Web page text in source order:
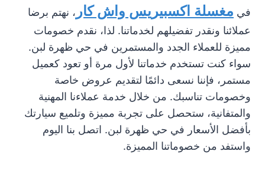
في مغسلة اكسبيريس واش كار ، نهتم برضا
عملائنا ونقدر تفضيلهم لخدماتنا. لذا، نقدم خصومات
مميزة للعملاء الجدد والمستمرين في حي ظهرة لبن.
سواء كنت تستخدم خدماتنا لأول مرة أو تعود كعميل
مستمر، فإننا نسعى دائمًا لتقديم عروض خاصة
وخصومات تناسبك. من خلال خدمة عملاءنا المهنية
والمتفانية، ستحصل على تجربة مميزة وتلميع سيارتك
بأفضل الأسعار في حي ظهرة لبن. اتصل بنا اليوم
واستفد من خصوماتنا المميزة.